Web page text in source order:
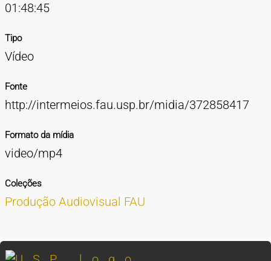
01:48:45
Tipo
Vídeo
Fonte
http://intermeios.fau.usp.br/midia/372858417
Formato da mídia
video/mp4
Coleções
Produção Audiovisual FAU